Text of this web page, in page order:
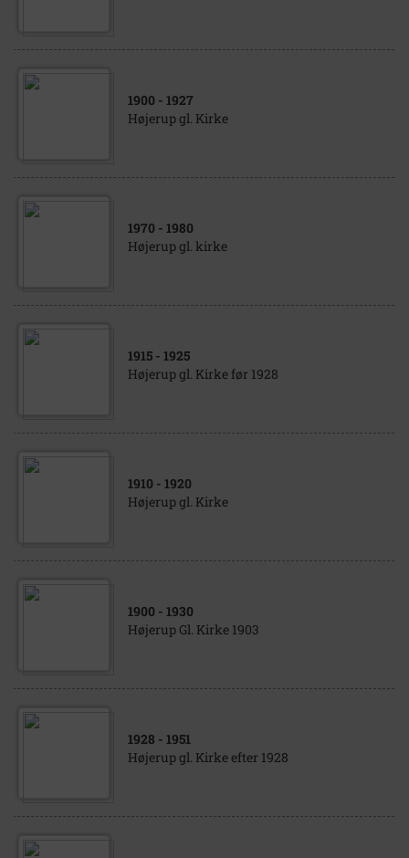
1900 - 1927
Højerup gl. Kirke
1970 - 1980
Højerup gl. kirke
1915 - 1925
Højerup gl. Kirke før 1928
1910 - 1920
Højerup gl. Kirke
1900 - 1930
Højerup Gl. Kirke 1903
1928 - 1951
Højerup gl. Kirke efter 1928